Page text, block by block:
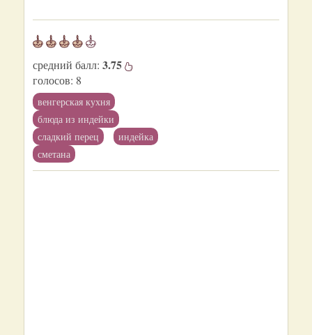
средний балл: 3.75
голосов: 8
венгерская кухня
блюда из индейки
сладкий перец
индейка
сметана